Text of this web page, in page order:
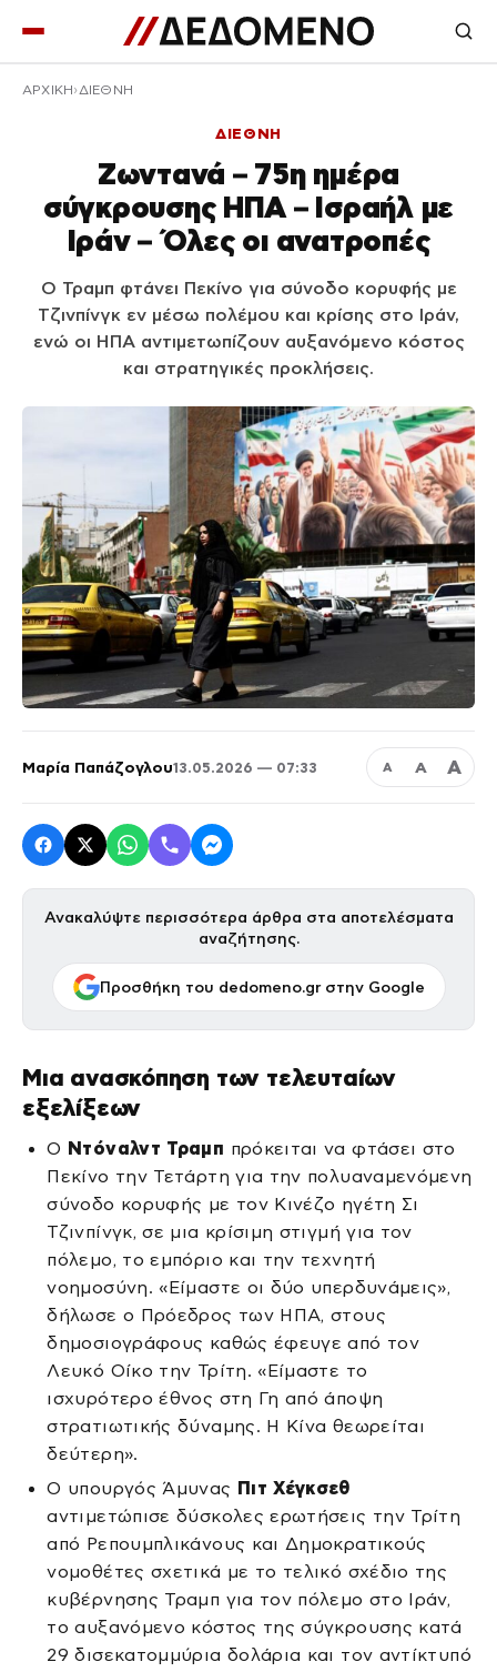
ΑΡΧΙΚΉ ΔΙΕΘΝΗ
ΔΙΕΘΝΗ
Ζωντανά – 75η ημέρα
σύγκρουσης ΗΠΑ – Ισραήλ με
Ιράν – Όλες οι ανατροπές
Ο Τραμπ φτάνει Πεκίνο για σύνοδο κορυφής με
Τζινπίνγκ εν μέσω πολέμου και κρίσης στο Ιράν,
ενώ οι ΗΠΑ αντιμετωπίζουν αυξανόμενο κόστος
και στρατηγικές προκλήσεις.
Μαρία Παπάζογλου13.05.2026 — 07:33 Α Α Α
Ανακαλύψτε περισσότερα άρθρα στα αποτελέσματα
αναζήτησης.
Προσθήκη του dedomeno.gr στην Google
Μια ανασκόπηση των τελευταίων
εξελίξεων
Ο Ντόναλντ Τραμπ πρόκειται να φτάσει στο
Πεκίνο την Τετάρτη για την πολυαναμενόμενη
σύνοδο κορυφής με τον Κινέζο ηγέτη Σι
Τζινπίνγκ, σε μια κρίσιμη στιγμή για τον
πόλεμο, το εμπόριο και την τεχνητή
νοημοσύνη. «Είμαστε οι δύο υπερδυνάμεις»,
δήλωσε ο Πρόεδρος των ΗΠΑ, στους
δημοσιογράφους καθώς έφευγε από τον
Λευκό Οίκο την Τρίτη. «Είμαστε το
ισχυρότερο έθνος στη Γη από άποψη
στρατιωτικής δύναμης. Η Κίνα θεωρείται
δεύτερη».
Ο υπουργός Άμυνας Πιτ Χέγκσεθ
αντιμετώπισε δύσκολες ερωτήσεις την Τρίτη
από Ρεπουμπλικάνους και Δημοκρατικούς
νομοθέτες σχετικά με το τελικό σχέδιο της
κυβέρνησης Τραμπ για τον πόλεμο στο Ιράν,
το αυξανόμενο κόστος της σύγκρουσης κατά
29 δισεκατομμύρια δολάρια και τον αντίκτυπό